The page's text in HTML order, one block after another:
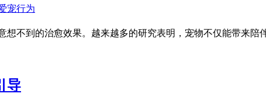
不到的治愈效果。越来越多的研究表明，宠物不仅能带来
导